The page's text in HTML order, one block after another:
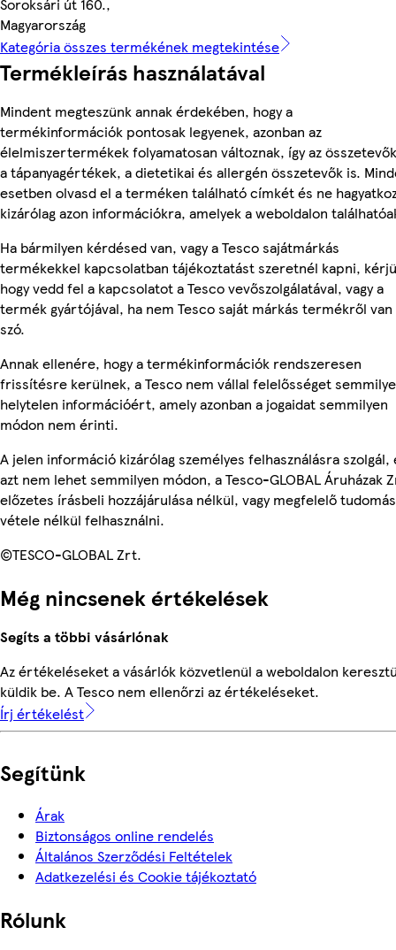
Magyarország
Kategória összes termékének megtekintése
Termékleírás használatával
Mindent megteszünk annak érdekében, hogy a
termékinformációk pontosak legyenek, azonban az
élelmiszertermékek folyamatosan változnak, így az
a tápanyagértékek, a dietetikai és allergén összetevők is.
esetben olvasd el a terméken található címkét és ne
kizárólag azon információkra, amelyek a weboldalon
Ha bármilyen kérdésed van, vagy a Tesco sajátmárkás
termékekkel kapcsolatban tájékoztatást szeretnél kapni,
hogy vedd fel a kapcsolatot a Tesco vevőszolgálatával, vagy a
termék gyártójával, ha nem Tesco saját márkás termékről van
szó.
Annak ellenére, hogy a termékinformációk rendszeresen
frissítésre kerülnek, a Tesco nem vállal felelősséget
helytelen információért, amely azonban a jogaidat semmilyen
módon nem érinti.
A jelen információ kizárólag személyes felhasználásra szolgál,
azt nem lehet semmilyen módon, a Tesco-GLOBAL Áruházak
előzetes írásbeli hozzájárulása nélkül, vagy megfelelő
vétele nélkül felhasználni.
©TESCO-GLOBAL Zrt.
Még nincsenek értékelések
Segíts a többi vásárlónak
Az értékeléseket a vásárlók közvetlenül a weboldalon
küldik be. A Tesco nem ellenőrzi az értékeléseket.
Írj értékelést
Segítünk
Árak
Biztonságos online rendelés
Általános Szerződési Feltételek
Adatkezelési és Cookie tájékoztató
Rólunk